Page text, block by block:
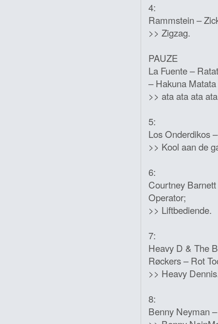
4:
Rammstein –
>> Zigzag.
PAUZE
La Fuente –
– Hakuna
>> ata ata ata
5:
Los Onderdikos
>> Kool aan de
6:
Courtney
Operator;
>> Liftbediende.
7:
Heavy D & The
Røckers – Rot
>> Heavy
8:
Benny Neyman